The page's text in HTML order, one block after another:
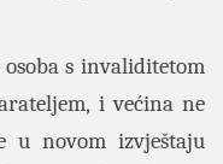
s invaliditetom
i većina ne
u novom izvještaju